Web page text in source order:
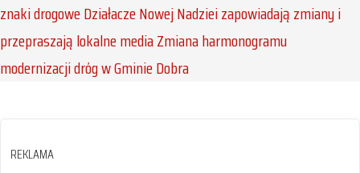
znaki drogoweDziałacze Nowej Nadziei zapowiadają zmiany i
przepraszają lokalne mediaZmiana harmonogramu
modernizacji dróg w Gminie Dobra